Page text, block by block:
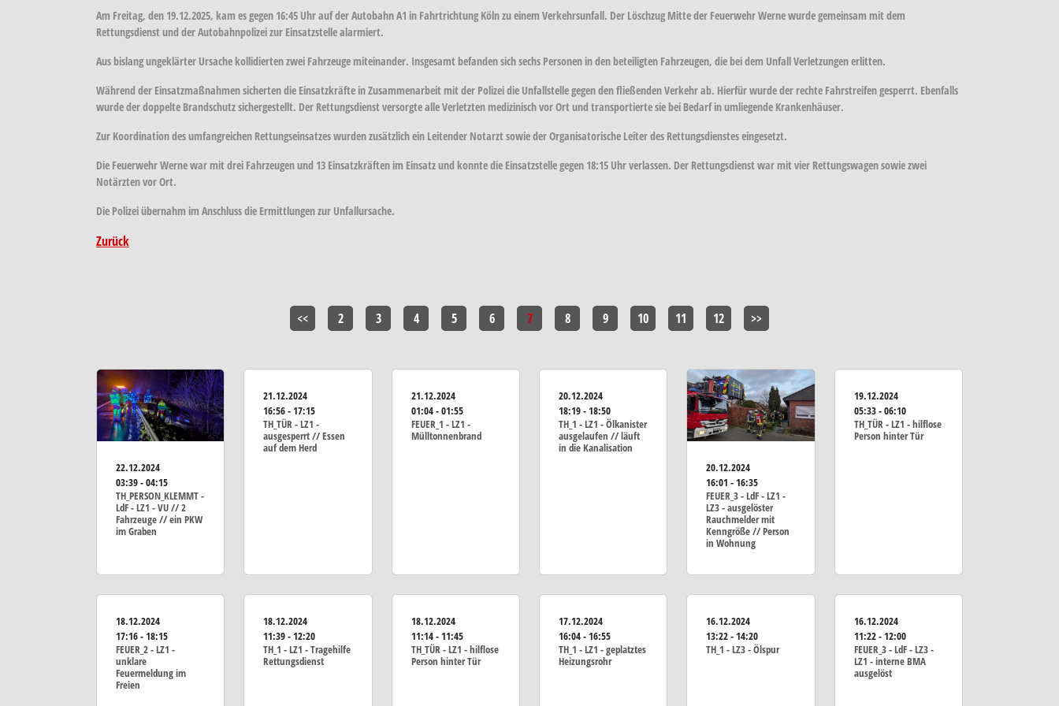
Am Freitag, den 19.12.2025, kam es gegen 16:45 Uhr auf der Autobahn A1 in Fahrtrichtung Köln zu einem Verkehrsunfall. Der Löschzug Mitte der Feuerwehr Werne wurde gemeinsam mit dem
Rettungsdienst und der Autobahnpolizei zur Einsatzstelle alarmiert.
Aus bislang ungeklärter Ursache kollidierten zwei Fahrzeuge miteinander. Insgesamt befanden sich sechs Personen in den beteiligten Fahrzeugen, die bei dem Unfall Verletzungen erlitten.
Während der Einsatzmaßnahmen sicherten die Einsatzkräfte in Zusammenarbeit mit der Polizei die Unfallstelle gegen den fließenden Verkehr ab. Hierfür wurde der rechte Fahrstreifen gesperrt. Ebenfalls
wurde der doppelte Brandschutz sichergestellt. Der Rettungsdienst versorgte alle Verletzten medizinisch vor Ort und transportierte sie bei Bedarf in umliegende Krankenhäuser.
Zur Koordination des umfangreichen Rettungseinsatzes wurden zusätzlich ein Leitender Notarzt sowie der Organisatorische Leiter des Rettungsdienstes eingesetzt.
Die Feuerwehr Werne war mit drei Fahrzeugen und 13 Einsatzkräften im Einsatz und konnte die Einsatzstelle gegen 18:15 Uhr verlassen. Der Rettungsdienst war mit vier Rettungswagen sowie zwei
Notärzten vor Ort.
Die Polizei übernahm im Anschluss die Ermittlungen zur Unfallursache.
Zurück
<< 2 3 4 5 6 7 8 9 10 11 12 >>
22.12.2024
03:39 - 04:15
TH_PERSON_KLEMMT -
LdF - LZ1 - VU // 2
Fahrzeuge // ein PKW
im Graben
21.12.2024
16:56 - 17:15
TH_TÜR - LZ1 -
ausgesperrt // Essen
auf dem Herd
21.12.2024
01:04 - 01:55
FEUER_1 - LZ1 -
Mülltonnenbrand
20.12.2024
18:19 - 18:50
TH_1 - LZ1 - Ölkanister
ausgelaufen // läuft
in die Kanalisation
20.12.2024
16:01 - 16:35
FEUER_3 - LdF - LZ1 -
LZ3 - ausgelöster
Rauchmelder mit
Kenngröße // Person
in Wohnung
19.12.2024
05:33 - 06:10
TH_TÜR - LZ1 - hilflose
Person hinter Tür
18.12.2024
17:16 - 18:15
FEUER_2 - LZ1 -
unklare
Feuermeldung im
Freien
18.12.2024
11:39 - 12:20
TH_1 - LZ1 - Tragehilfe
Rettungsdienst
18.12.2024
11:14 - 11:45
TH_TÜR - LZ1 - hilflose
Person hinter Tür
17.12.2024
16:04 - 16:55
TH_1 - LZ1 - geplatztes
Heizungsrohr
16.12.2024
13:22 - 14:20
TH_1 - LZ3 - Ölspur
16.12.2024
11:22 - 12:00
FEUER_3 - LdF - LZ3 -
LZ1 - interne BMA
ausgelöst